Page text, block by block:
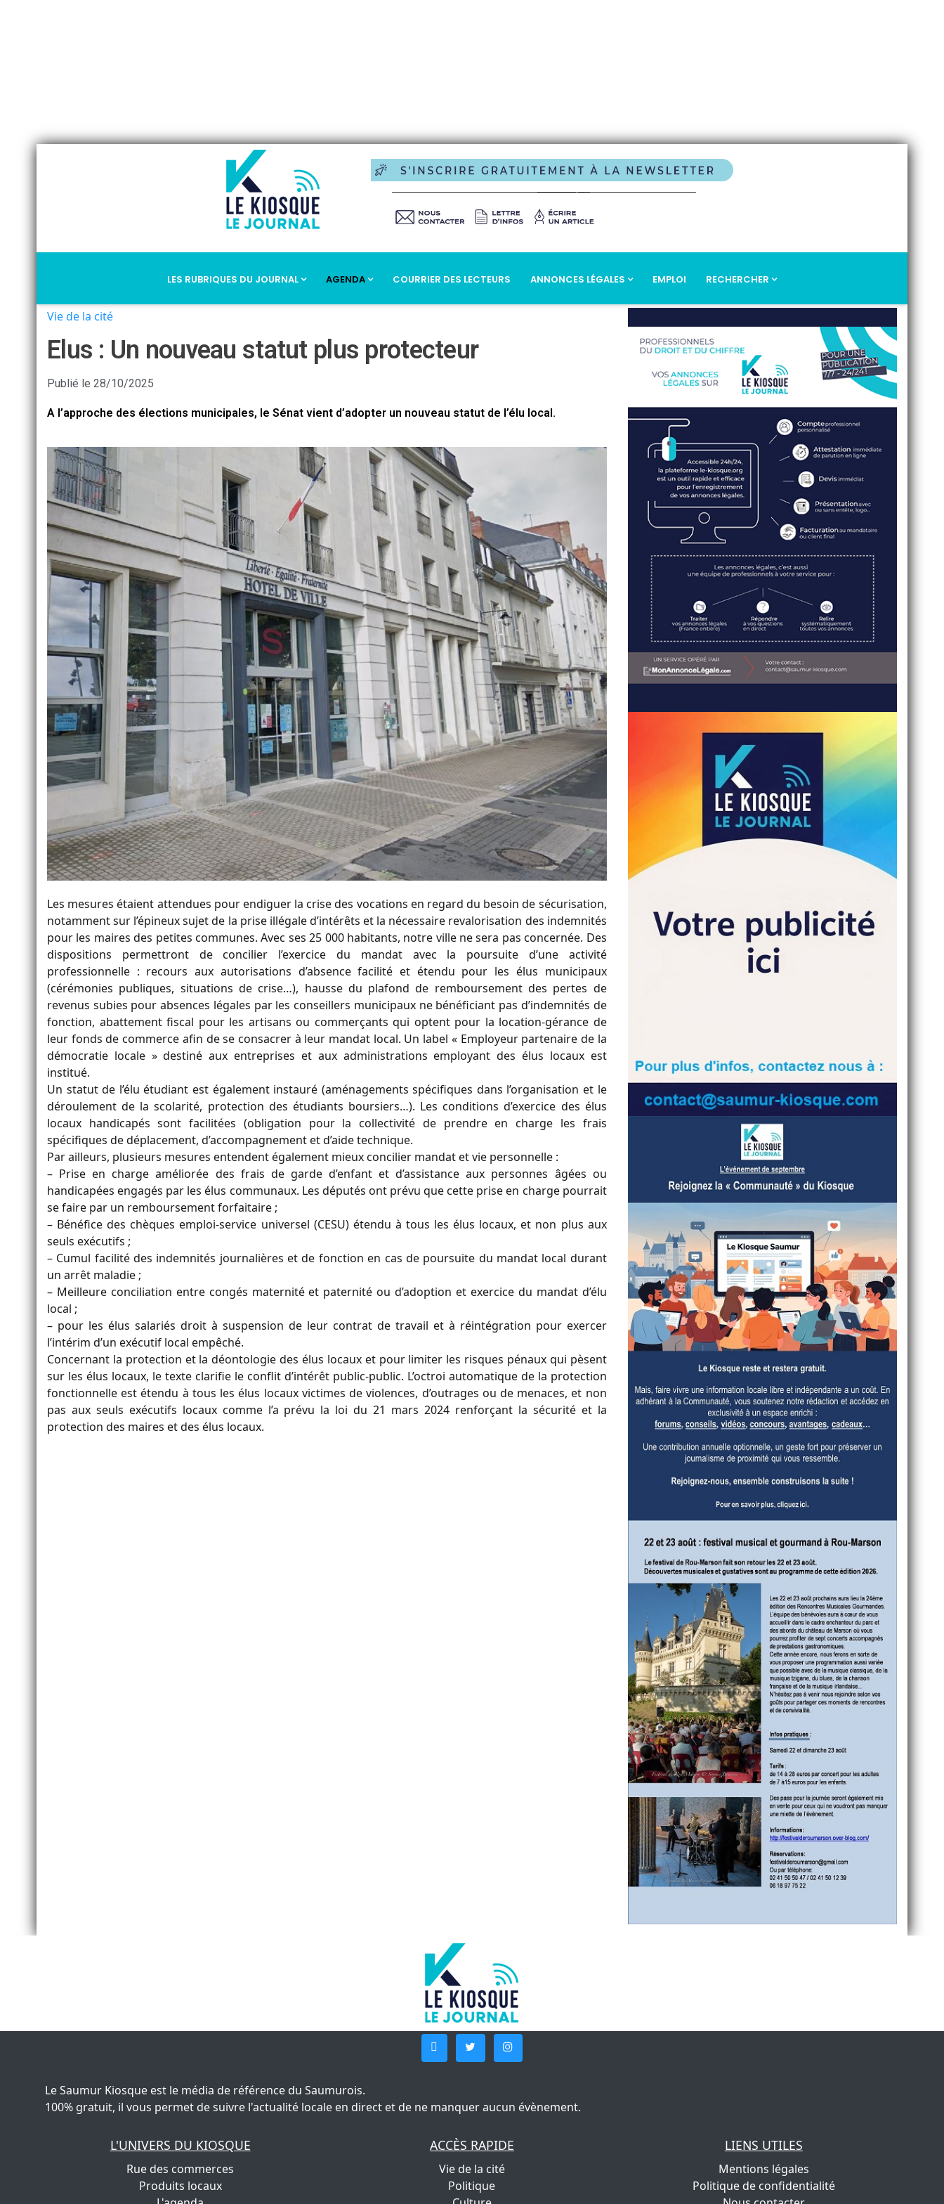
LES RUBRIQUES DU JOURNAL AGENDA COURRIER DES LECTEURS ANNONCES LÉGALES EMPLOI RECHERCHER
Vie de la cité
Elus : Un nouveau statut plus protecteur
Publié le 28/10/2025
A l’approche des élections municipales, le Sénat vient d’adopter un nouveau statut de l’élu local.
Les mesures étaient attendues pour endiguer la crise des vocations en regard du besoin de sécurisation,
notamment sur l’épineux sujet de la prise illégale d’intérêts et la nécessaire revalorisation des indemnités
pour les maires des petites communes. Avec ses 25 000 habitants, notre ville ne sera pas concernée. Des
dispositions permettront de concilier l’exercice du mandat avec la poursuite d’une activité
professionnelle : recours aux autorisations d’absence facilité et étendu pour les élus municipaux
(cérémonies publiques, situations de crise…), hausse du plafond de remboursement des pertes de
revenus subies pour absences légales par les conseillers municipaux ne bénéficiant pas d’indemnités de
fonction, abattement fiscal pour les artisans ou commerçants qui optent pour la location-gérance de
leur fonds de commerce afin de se consacrer à leur mandat local. Un label « Employeur partenaire de la
démocratie locale » destiné aux entreprises et aux administrations employant des élus locaux est
institué.
Un statut de l’élu étudiant est également instauré (aménagements spécifiques dans l’organisation et le
déroulement de la scolarité, protection des étudiants boursiers…). Les conditions d’exercice des élus
locaux handicapés sont facilitées (obligation pour la collectivité de prendre en charge les frais
spécifiques de déplacement, d’accompagnement et d’aide technique.
Par ailleurs, plusieurs mesures entendent également mieux concilier mandat et vie personnelle :
– Prise en charge améliorée des frais de garde d’enfant et d’assistance aux personnes âgées ou
handicapées engagés par les élus communaux. Les députés ont prévu que cette prise en charge pourrait
se faire par un remboursement forfaitaire ;
– Bénéfice des chèques emploi-service universel (CESU) étendu à tous les élus locaux, et non plus aux
seuls exécutifs ;
– Cumul facilité des indemnités journalières et de fonction en cas de poursuite du mandat local durant
un arrêt maladie ;
– Meilleure conciliation entre congés maternité et paternité ou d’adoption et exercice du mandat d’élu
local ;
– pour les élus salariés droit à suspension de leur contrat de travail et à réintégration pour exercer
l’intérim d’un exécutif local empêché.
Concernant la protection et la déontologie des élus locaux et pour limiter les risques pénaux qui pèsent
sur les élus locaux, le texte clarifie le conflit d’intérêt public-public. L’octroi automatique de la protection
fonctionnelle est étendu à tous les élus locaux victimes de violences, d’outrages ou de menaces, et non
pas aux seuls exécutifs locaux comme l’a prévu la loi du 21 mars 2024 renforçant la sécurité et la
protection des maires et des élus locaux.
Le Saumur Kiosque est le média de référence du Saumurois.
100% gratuit, il vous permet de suivre l'actualité locale en direct et de ne manquer aucun évènement.
L'UNIVERS DU KIOSQUE
Rue des commerces
Produits locaux
ACCÈS RAPIDE
Vie de la cité
Politique
LIENS UTILES
Mentions légales
Politique de confidentialité